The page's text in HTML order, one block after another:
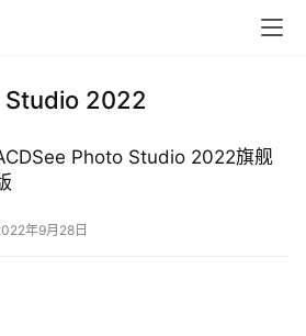
Studio 2022
Photo Studio 2022旗舰
年9月28日